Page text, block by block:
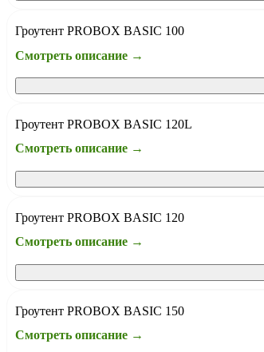
Гроутент PROBOX BASIC 100
Смотреть описание →
Гроутент PROBOX BASIC 120L
Смотреть описание →
Гроутент PROBOX BASIC 120
Смотреть описание →
Гроутент PROBOX BASIC 150
Смотреть описание →